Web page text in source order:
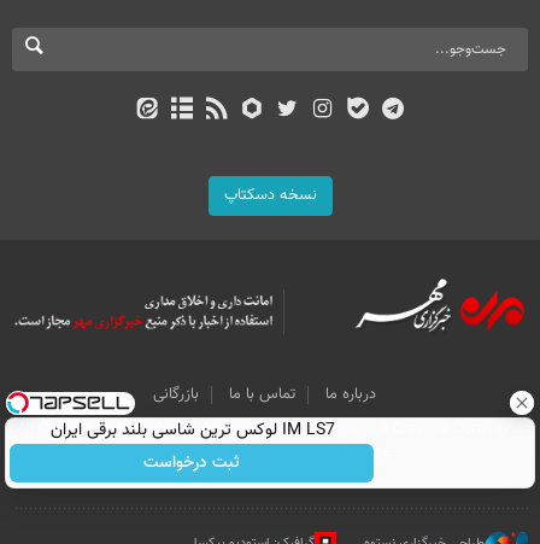
نسخه دسکتاپ
درباره ما تماس با ما
بازرگانی
All Content by Mehr News Agency is licensed under a Creative Commons
Attribution 4.0 International License.
IM LS7 لوکس ترین شاسی بلند برقی ایران
ثبت درخواست